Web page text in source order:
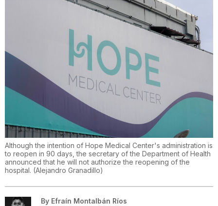
Although the intention of Hope Medical Center's administration is
to reopen in 90 days, the secretary of the Department of Health
announced that he will not authorize the reopening of the
hospital. (Alejandro Granadillo)
By Efraín Montalbán Ríos